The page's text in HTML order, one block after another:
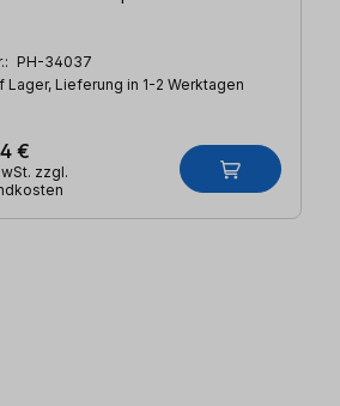
PH-34037
Lager, Lieferung in 1-2 Werktagen
€
zzgl.